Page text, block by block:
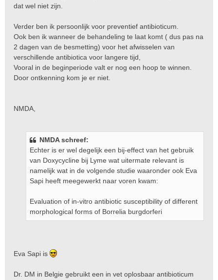
dat wel niet zijn.
Verder ben ik persoonlijk voor preventief antibioticum.
Ook ben ik wanneer de behandeling te laat komt ( dus pas na
2 dagen van de besmetting) voor het afwisselen van
verschillende antibiotica voor langere tijd,
Vooral in de beginperiode valt er nog een hoop te winnen.
Door ontkenning kom je er niet.
NMDA,
NMDA schreef:
Echter is er wel degelijk een bij-effect van het gebruik
van Doxycycline bij Lyme wat uitermate relevant is
namelijk wat in de volgende studie waaronder ook Eva
Sapi heeft meegewerkt naar voren kwam:
Evaluation of in-vitro antibiotic susceptibility of different
morphological forms of Borrelia burgdorferi
Eva Sapi is
Dr. DM in Belgie gebruikt een in vet oplosbaar antibioticum